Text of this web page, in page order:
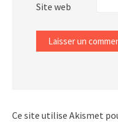
Site web
Ce site utilise Akismet